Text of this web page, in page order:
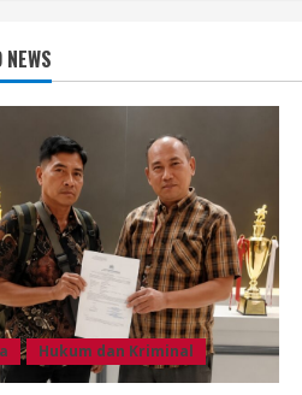
Hukum dan Kriminal